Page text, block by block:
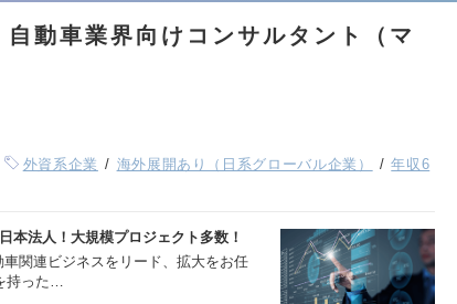
自動車業界向けコンサルタント（マ
外資系企業 海外展開あり（日系グローバル企業）
年収6
本法人！大規模プロジェクト多数！
関連ビジネスをリード、拡大をお任
持った…